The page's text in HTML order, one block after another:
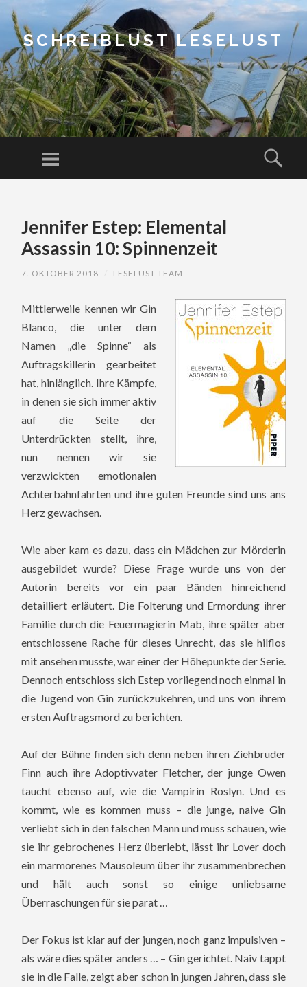
SCHREIBLUST LESELUST
Menu
CONTENT
Jennifer Estep: Elemental
Assassin 10: Spinnenzeit
7. OKTOBER 2018 LESELUST TEAM
Mittlerweile kennen wir Gin
Blanco, die unter dem
Namen „die Spinne“ als
Auftragskillerin gearbeitet
hat, hinlänglich. Ihre Kämpfe,
in denen sie sich immer aktiv
auf die Seite der
Unterdrückten stellt, ihre,
nun nennen wir sie
verzwickten emotionalen
Achterbahnfahrten und ihre guten Freunde sind uns ans
Herz gewachsen.
Wie aber kam es dazu, dass ein Mädchen zur Mörderin
ausgebildet wurde? Diese Frage wurde uns von der
Autorin bereits vor ein paar Bänden hinreichend
detailliert erläutert. Die Folterung und Ermordung ihrer
Familie durch die Feuermagierin Mab, ihre später aber
entschlossene Rache für dieses Unrecht, das sie hilflos
mit ansehen musste, war einer der Höhepunkte der Serie.
Dennoch entschloss sich Estep vorliegend noch einmal in
die Jugend von Gin zurückzukehren, und uns von ihrem
ersten Auftragsmord zu berichten.
Auf der Bühne finden sich denn neben ihren Ziehbruder
Finn auch ihre Adoptivvater Fletcher, der junge Owen
taucht ebenso auf, wie die Vampirin Roslyn. Und es
kommt, wie es kommen muss – die junge, naive Gin
verliebt sich in den falschen Mann und muss schauen, wie
sie ihr gebrochenes Herz überlebt, lässt ihr Lover doch
ein marmorenes Mausoleum über ihr zusammenbrechen
und hält auch sonst so einige unliebsame
Überraschungen für sie parat …
Der Fokus ist klar auf der jungen, noch ganz impulsiven –
als wäre dies später anders … – Gin gerichtet. Naiv tappt
sie in die Falle, zeigt aber schon in jungen Jahren, dass sie